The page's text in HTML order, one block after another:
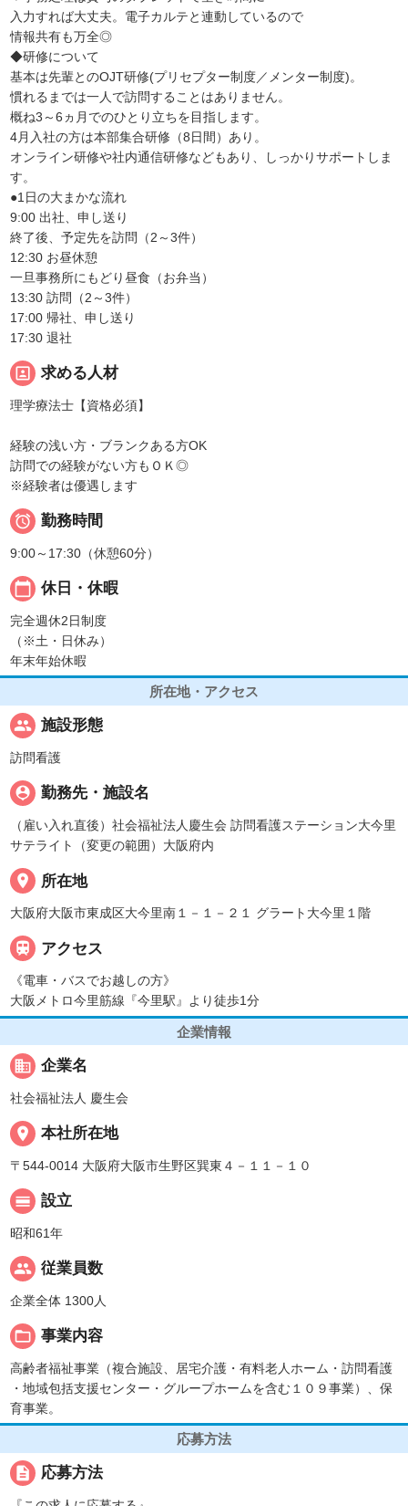
入力すれば大丈夫。電子カルテと連動しているので
情報共有も万全◎
◆研修について
基本は先輩とのOJT研修(プリセプター制度／メンター制度)。
慣れるまでは一人で訪問することはありません。
概ね3～6ヵ月でのひとり立ちを目指します。
4月入社の方は本部集合研修（8日間）あり。
オンライン研修や社内通信研修などもあり、しっかりサポートしま
す。
●1日の大まかな流れ
9:00 出社、申し送り
終了後、予定先を訪問（2～3件）
12:30 お昼休憩
一旦事務所にもどり昼食（お弁当）
13:30 訪問（2～3件）
17:00 帰社、申し送り
17:30 退社
portrait 求める人材
理学療法士【資格必須】
経験の浅い方・ブランクある方OK
訪問での経験がない方もＯＫ◎
※経験者は優遇します
 勤務時間
9:00～17:30（休憩60分）
calendar_today 休日・休暇
完全週休2日制度
（※土・日休み）
年末年始休暇
所在地・アクセス
people 施設形態
訪問看護
person_pin 勤務先・施設名
（雇い入れ直後）社会福祉法人慶生会 訪問看護ステーション大今里
サテライト（変更の範囲）大阪府内
place 所在地
大阪府大阪市東成区大今里南１－１－２１ グラート大今里１階
 アクセス
《電車・バスでお越しの方》
大阪メトロ今里筋線『今里駅』より徒歩1分
企業情報
business 企業名
社会福祉法人 慶生会
place 本社所在地
〒544-0014 大阪府大阪市生野区巽東４－１１－１０
calendar_view_day 設立
昭和61年
people 従業員数
企業全体 1300人
folder_open 事業内容
高齢者福祉事業（複合施設、居宅介護・有料老人ホーム・訪問看護
・地域包括支援センター・グループホームを含む１０９事業）、保
育事業。
応募方法
description 応募方法